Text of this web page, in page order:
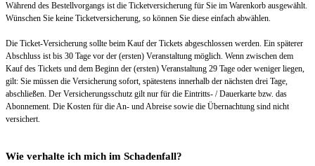
Während des Bestellvorgangs ist die Ticketversicherung für Sie im Warenkorb ausgewählt.
Wünschen Sie keine Ticketversicherung, so können Sie diese einfach abwählen.
Die Ticket-Versicherung sollte beim Kauf der Tickets abgeschlossen werden. Ein späterer
Abschluss ist bis 30 Tage vor der (ersten) Veranstaltung möglich. Wenn zwischen dem
Kauf des Tickets und dem Beginn der (ersten) Veranstaltung 29 Tage oder weniger liegen,
gilt: Sie müssen die Versicherung sofort, spätestens innerhalb der nächsten drei Tage,
abschließen. Der Versicherungsschutz gilt nur für die Eintritts- / Dauerkarte bzw. das
Abonnement. Die Kosten für die An- und Abreise sowie die Übernachtung sind nicht
versichert.
Wie verhalte ich mich im Schadenfall?